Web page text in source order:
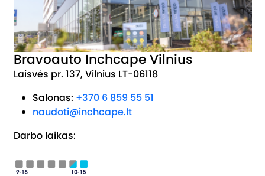
Bravoauto Inchcape Vilnius
Laisvės pr. 137, Vilnius LT-06118
Salonas: +370 6 859 55 51
naudoti@inchcape.lt
Darbo laikas: